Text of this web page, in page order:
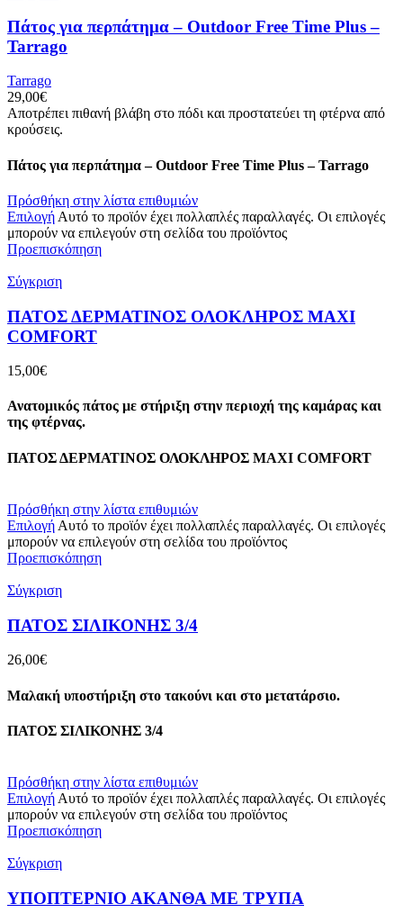
Πάτος για περπάτημα – Outdoor Free Time Plus –
Tarrago
Tarrago
29,00€
Αποτρέπει πιθανή βλάβη στο πόδι και προστατεύει τη φτέρνα από
κρούσεις.
Πάτος για περπάτημα – Outdoor Free Time Plus – Tarrago
Πρόσθήκη στην λίστα επιθυμιών
Επιλογή Αυτό το προϊόν έχει πολλαπλές παραλλαγές. Οι επιλογές
μπορούν να επιλεγούν στη σελίδα του προϊόντος
Προεπισκόπηση
Σύγκριση
ΠΑΤΟΣ ΔΕΡΜΑΤΙΝΟΣ ΟΛΟΚΛΗΡΟΣ ΜΑΧΙ
COMFORT
15,00€
Ανατομικός πάτος με στήριξη στην περιοχή της καμάρας και
της φτέρνας.
ΠΑΤΟΣ ΔΕΡΜΑΤΙΝΟΣ ΟΛΟΚΛΗΡΟΣ ΜΑΧΙ COMFORT
Πρόσθήκη στην λίστα επιθυμιών
Επιλογή Αυτό το προϊόν έχει πολλαπλές παραλλαγές. Οι επιλογές
μπορούν να επιλεγούν στη σελίδα του προϊόντος
Προεπισκόπηση
Σύγκριση
ΠΑΤΟΣ ΣΙΛΙΚΟΝΗΣ 3/4
26,00€
Μαλακή υποστήριξη στο τακούνι και στο μετατάρσιο.
ΠΑΤΟΣ ΣΙΛΙΚΟΝΗΣ 3/4
Πρόσθήκη στην λίστα επιθυμιών
Επιλογή Αυτό το προϊόν έχει πολλαπλές παραλλαγές. Οι επιλογές
μπορούν να επιλεγούν στη σελίδα του προϊόντος
Προεπισκόπηση
Σύγκριση
ΥΠΟΠΤΕΡΝΙΟ ΑΚΑΝΘΑ ΜΕ ΤΡΥΠΑ